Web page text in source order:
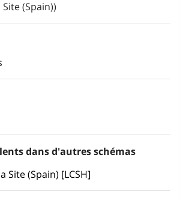
(Spain))
dans d'autres schémas
Site (Spain) [LCSH]